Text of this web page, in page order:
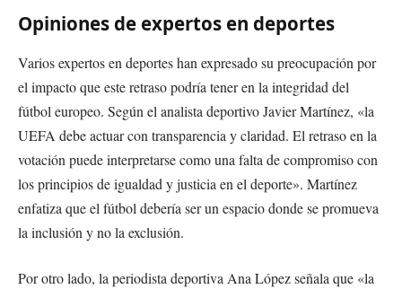
Opiniones de expertos en deportes
Varios expertos en deportes han expresado su preocupación por
el impacto que este retraso podría tener en la integridad del
fútbol europeo. Según el analista deportivo Javier Martínez, «la
UEFA debe actuar con transparencia y claridad. El retraso en la
votación puede interpretarse como una falta de compromiso con
los principios de igualdad y justicia en el deporte». Martínez
enfatiza que el fútbol debería ser un espacio donde se promueva
la inclusión y no la exclusión.
Por otro lado, la periodista deportiva Ana López señala que «la